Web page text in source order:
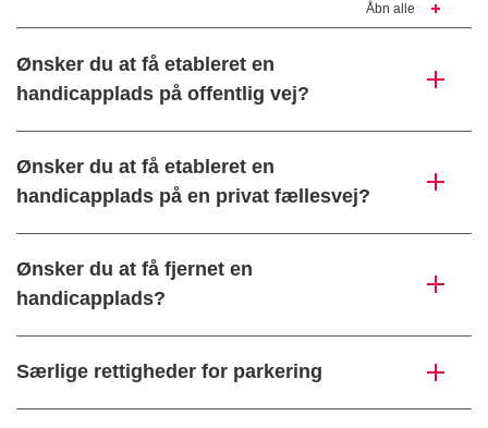
Åbn alle
Ønsker du at få etableret en
handicapplads på offentlig vej?
Ønsker du at få etableret en
handicapplads på en privat fællesvej?
Ønsker du at få fjernet en
handicapplads?
Særlige rettigheder for parkering